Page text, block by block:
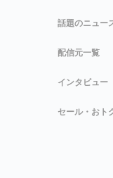
話題のニュー
配信元一覧
インタビュー
セール・おト